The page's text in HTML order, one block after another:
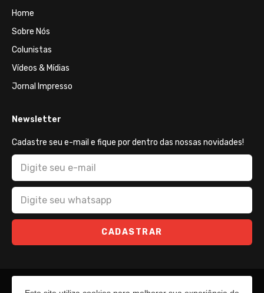
Home
Sobre Nós
Colunistas
Vídeos & Mídias
Jornal Impresso
Newsletter
Cadastre seu e-mail e fique por dentro das nossas novidades!
CADASTRAR